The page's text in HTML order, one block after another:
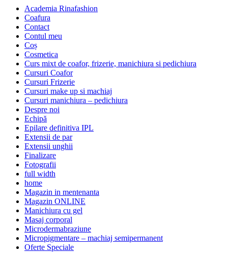
Academia Rinafashion
Coafura
Contact
Contul meu
Coș
Cosmetica
Curs mixt de coafor, frizerie, manichiura si pedichiura
Cursuri Coafor
Cursuri Frizerie
Cursuri make up si machiaj
Cursuri manichiura – pedichiura
Despre noi
Echipă
Epilare definitiva IPL
Extensii de par
Extensii unghii
Finalizare
Fotografii
full width
home
Magazin in mentenanta
Magazin ONLINE
Manichiura cu gel
Masaj corporal
Microdermabraziune
Micropigmentare – machiaj semipermanent
Oferte Speciale